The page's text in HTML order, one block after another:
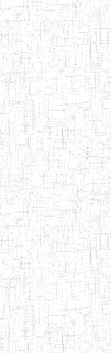
307
6 7 8
9